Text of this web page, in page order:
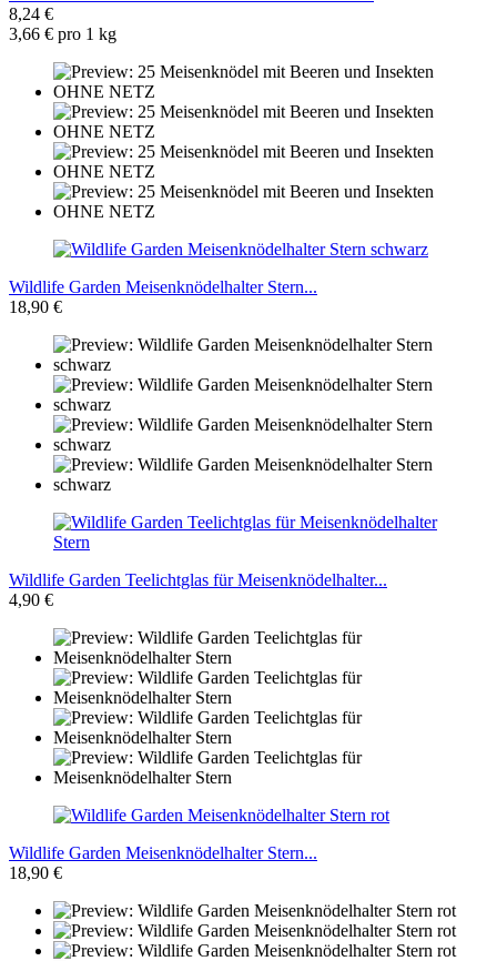
8,24 €
3,66 € pro 1 kg
Wildlife Garden Meisenknödelhalter Stern...
18,90 €
Wildlife Garden Teelichtglas für Meisenknödelhalter...
4,90 €
Wildlife Garden Meisenknödelhalter Stern...
18,90 €